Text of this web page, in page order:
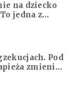
na dziecko
jedna z
"Rozwój
Pod
zmienił